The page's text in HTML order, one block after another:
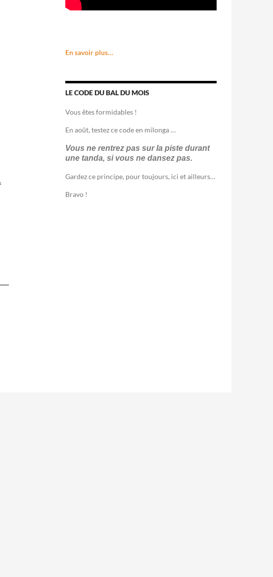
En savoir plus…
LE CODE DU BAL DU MOIS
Vous êtes formidables !
En août, testez ce code en milonga …
Vous ne rentrez pas sur la piste durant
une tanda, si vous ne dansez pas.
Gardez ce principe, pour toujours, ici et ailleurs…
Bravo !